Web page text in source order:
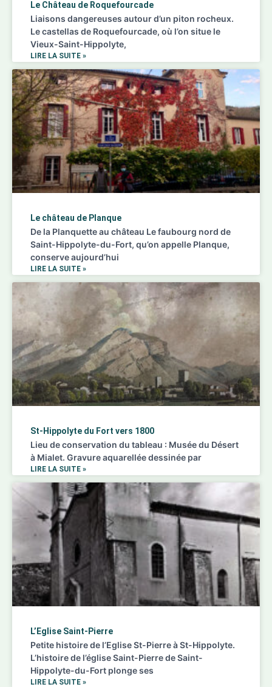
Le Château de Roquefourcade
Liaisons dangereuses autour d’un piton rocheux.
Le castellas de Roquefourcade, où l’on situe le
Vieux-Saint-Hippolyte,
LIRE LA SUITE »
Le château de Planque
De la Planquette au château Le faubourg nord de
Saint-Hippolyte-du-Fort, qu’on appelle Planque,
conserve aujourd’hui
LIRE LA SUITE »
St-Hippolyte du Fort vers 1800
Lieu de conservation du tableau : Musée du Désert
à Mialet. Gravure aquarellée dessinée par
LIRE LA SUITE »
L’Eglise Saint-Pierre
Petite histoire de l’Eglise St-Pierre à St-Hippolyte.
L’histoire de l’église Saint-Pierre de Saint-
Hippolyte-du-Fort plonge ses
LIRE LA SUITE »